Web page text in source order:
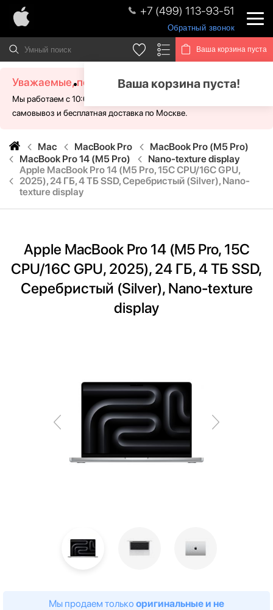
+7 (499) 113-93-51
Обратный звонок
Ваша корзина пуста
Ваша корзина пуста!
Уважаемые, посетители!
Мы работаем с 10:00 - 21:00 без выходных. Для Вас доступен
самовывоз и бесплатная доставка по Москве.
Mac MacBook Pro
MacBook Pro (M5 Pro)
MacBook Pro 14 (M5 Pro)
Nano-texture display
Apple MacBook Pro 14 (M5 Pro, 15C CPU/16C GPU,
2025), 24 ГБ, 4 ТБ SSD, Серебристый (Silver), Nano-
texture display
Apple MacBook Pro 14 (M5 Pro, 15C
CPU/16C GPU, 2025), 24 ГБ, 4 ТБ SSD,
Серебристый (Silver), Nano-texture
display
Мы продаем только оригинальные и не